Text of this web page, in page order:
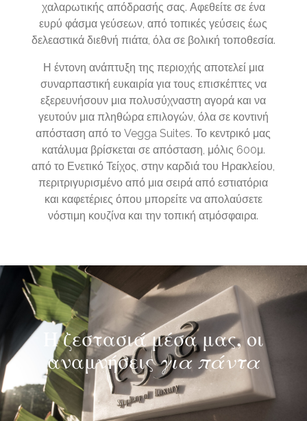
χαλαρωτικής απόδρασής σας. Αφεθείτε σε ένα
ευρύ φάσμα γεύσεων, από τοπικές γεύσεις έως
δελεαστικά διεθνή πιάτα, όλα σε βολική τοποθεσία.
Η έντονη ανάπτυξη της περιοχής αποτελεί μια
συναρπαστική ευκαιρία για τους επισκέπτες να
εξερευνήσουν μια πολυσύχναστη αγορά και να
γευτούν μια πληθώρα επιλογών, όλα σε κοντινή
απόσταση από το Vegga Suites. Το κεντρικό μας
κατάλυμα βρίσκεται σε απόσταση, μόλις 600μ.
από το Ενετικό Τείχος, στην καρδιά του Ηρακλείου,
περιτριγυρισμένο από μια σειρά από εστιατόρια
και καφετέριες όπου μπορείτε να απολαύσετε
νόστιμη κουζίνα και την τοπική ατμόσφαιρα.
Η ζεστασιά μέσα μας, οι
αναμνήσειςγια πάντα